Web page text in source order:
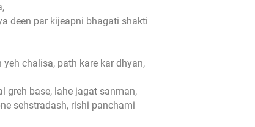
deen par kijeapni bhagati shakti
yeh chalisa, path kare kar dhyan,
greh base, lahe jagat sanman,
sehstradash, rishi panchami